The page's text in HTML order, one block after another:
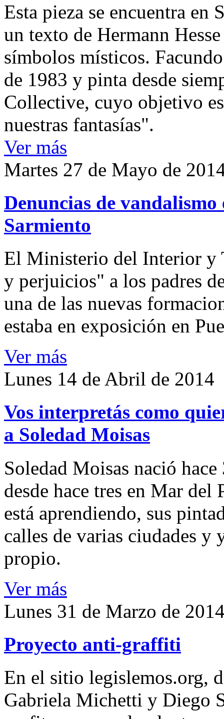
Esta pieza se encuentra en
un texto de Hermann
símbolos místicos.
de 1983 y pinta desde
Collective, cuyo objetivo
nuestras fantasías".
Ver más
Martes 27 de Mayo de
Denuncias de vandalismo
Sarmiento
El Ministerio del Interior y
y perjuicios" a los padres
una de las nuevas
estaba en exposición en
Ver más
Lunes 14 de Abril de 2014
Vos interpretás como
a Soledad Moisas
Soledad Moisas nació
desde hace tres en Mar
está aprendiendo, sus
calles de varias ciudades y
propio.
Ver más
Lunes 31 de Marzo de
Proyecto anti-graffiti
En el sitio legislemos.org,
Gabriela Michetti y Diego